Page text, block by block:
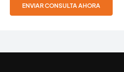
ENVIAR CONSULTA AHORA